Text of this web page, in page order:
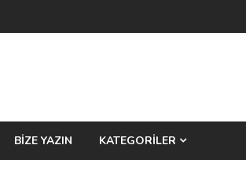
BİZE YAZIN KATEGORİLER